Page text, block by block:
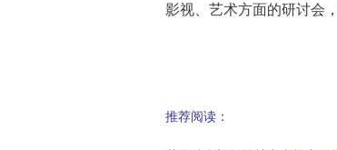
影视、艺术方面的研讨会
推荐阅读：